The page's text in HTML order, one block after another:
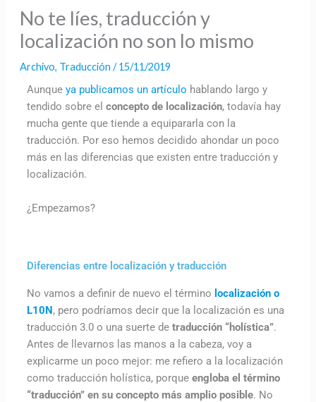
No te líes, traducción y
localización no son lo mismo
Archivo, Traducción /15/11/2019
Aunque ya publicamos un artículo hablando largo y
tendido sobre el concepto de localización, todavía hay
mucha gente que tiende a equipararla con la
traducción. Por eso hemos decidido ahondar un poco
más en las diferencias que existen entre traducción y
localización.
¿Empezamos?
Diferencias entre localización y traducción
No vamos a definir de nuevo el término localización o
L10N, pero podríamos decir que la localización es una
traducción 3.0 o una suerte de traducción “holística”.
Antes de llevarnos las manos a la cabeza, voy a
explicarme un poco mejor: me refiero a la localización
como traducción holística, porque engloba el término
“traducción” en su concepto más amplio posible. No